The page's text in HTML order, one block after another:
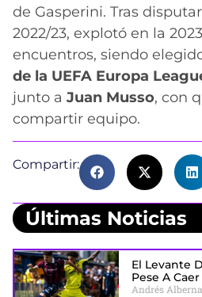
de Gasperini. Tras
2022/23, explotó en la
encuentros, siendo
de la UEFA Europa
junto a Juan Musso, con
compartir equipo.
Compartir:
Últimas Noticias
El Levante
Pese A
Andrés